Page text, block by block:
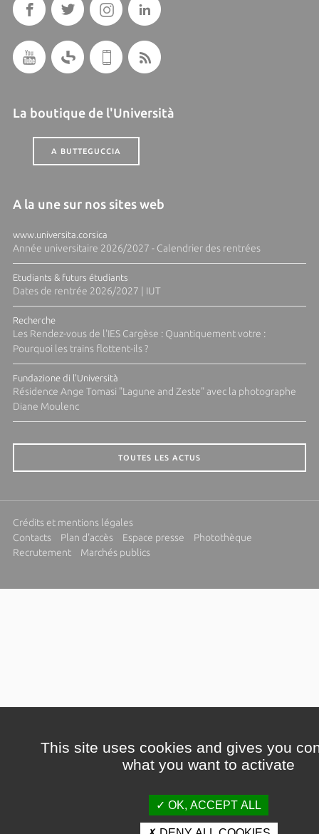
La boutique de l'Università
A BUTTEGUCCIA
A la une sur nos sites web
www.universita.corsica
Année universitaire 2026/2027 - Calendrier des rentrées
Etudiants & futurs étudiants
Dates de rentrée 2026/2027 | IUT
Recherche
Les Rendez-vous de l'IES Cargèse : Quantiquement votre :
Pourquoi les trains flottent-ils ?
Fundazione di l'Università
Résidence Ange Tomasi "Lagune and Zeste" avec la photographe
Diane Moulenc
TOUTES LES ACTUS
Crédits et mentions légales
Contacts
Plan d'accès Espace presse
Photothèque
Recrutement
Marchés publics
This site uses cookies and gives you
what you want to activate
OK, ACCEPT ALL